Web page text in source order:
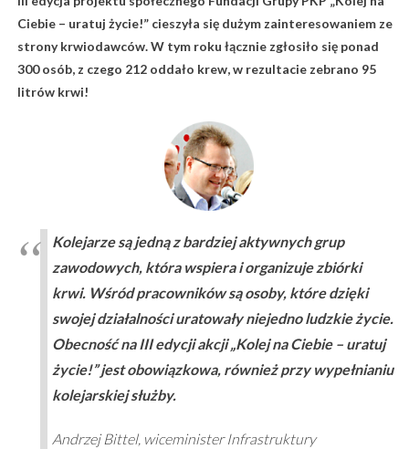
Ciebie – uratuj życie!” cieszyła się dużym zainteresowaniem ze
strony krwiodawców. W tym roku łącznie zgłosiło się ponad
300 osób, z czego 212 oddało krew, w rezultacie zebrano 95
litrów krwi!
Kolejarze są jedną z bardziej aktywnych grup
zawodowych, która wspiera i organizuje zbiórki
krwi. Wśród pracowników są osoby, które dzięki
swojej działalności uratowały niejedno ludzkie życie.
Obecność na III edycji akcji „Kolej na Ciebie – uratuj
życie!” jest obowiązkowa, również przy wypełnianiu
kolejarskiej służby.
Andrzej Bittel, wiceminister Infrastruktury